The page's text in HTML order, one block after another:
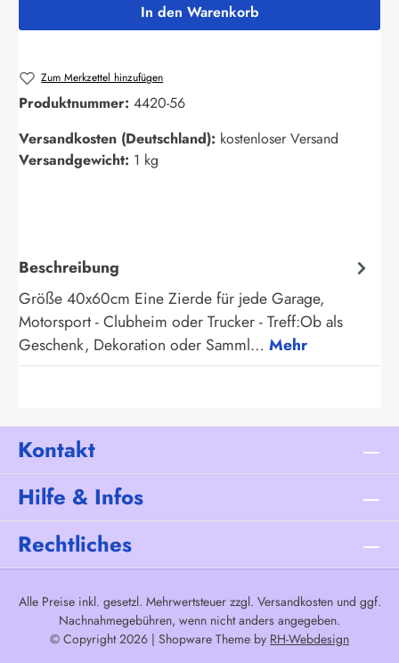
In den Warenkorb
Zum Merkzettel hinzufügen
Produktnummer: 4420-56
Versandkosten (Deutschland): kostenloser Versand
Versandgewicht: 1 kg
Beschreibung
Größe 40x60cm Eine Zierde für jede Garage,
Motorsport - Clubheim oder Trucker - Treff:Ob als
Geschenk, Dekoration oder Samml… Mehr
Kontakt
Hilfe & Infos
Rechtliches
Alle Preise inkl. gesetzl. Mehrwertsteuer zzgl. Versandkostenund ggf.
Nachnahmegebühren, wenn nicht anders angegeben.
© Copyright 2026 | Shopware Theme by RH-Webdesign